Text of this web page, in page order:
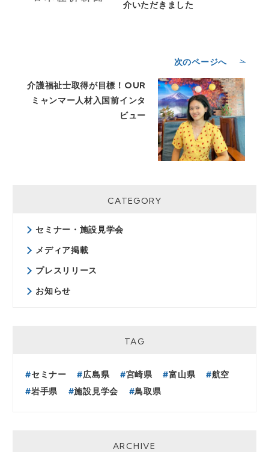
介いただきました
次のページへ
介護福祉士取得が目標！OUR
ミャンマー人材入国前インタ
ビュー
CATEGORY
セミナー・施設見学会
メディア掲載
プレスリリース
お知らせ
TAG
セミナー 広島県 宮崎県 富山県
航空
岩手県
施設見学会 鳥取県
ARCHIVE